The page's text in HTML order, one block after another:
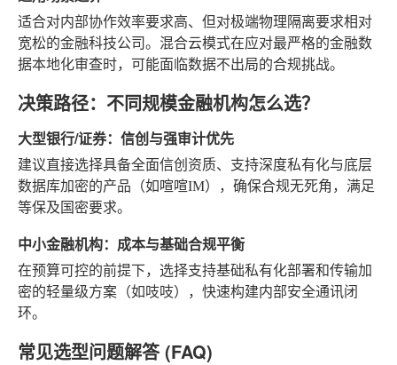
适合对内部协作效率要求高、但对极端物理隔离要求相对
宽松的金融科技公司。混合云模式在应对最严格的金融数
据本地化审查时，可能面临数据不出局的合规挑战。
决策路径：不同规模金融机构怎么选？
大型银行/证券：信创与强审计优先
建议直接选择具备全面信创资质、支持深度私有化与底层
数据库加密的产品（如喧喧IM），确保合规无死角，满足
等保及国密要求。
中小金融机构：成本与基础合规平衡
在预算可控的前提下，选择支持基础私有化部署和传输加
密的轻量级方案（如吱吱），快速构建内部安全通讯闭
环。
常见选型问题解答 (FAQ)